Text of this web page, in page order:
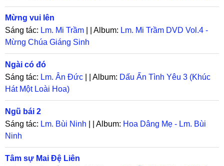
Mừng vui lên
Sáng tác: Lm. Mi Trầm | | Album: Lm. Mi Trầm DVD Vol.4 -
Mừng Chúa Giáng Sinh
Ngài có đó
Sáng tác: Lm. Ân Đức | | Album: Dấu Ấn Tình Yêu 3 (Khúc
Hát Một Loài Hoa)
Ngũ bái 2
Sáng tác: Lm. Bùi Ninh | | Album: Hoa Dâng Mẹ - Lm. Bùi
Ninh
Tâm sự Mai Đệ Liên